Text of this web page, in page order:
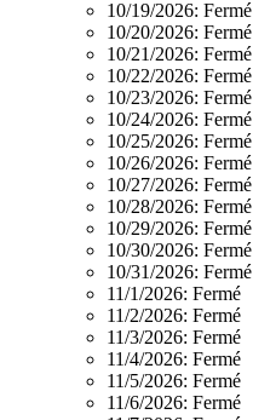
10/19/2026: Fermé
10/20/2026: Fermé
10/21/2026: Fermé
10/22/2026: Fermé
10/23/2026: Fermé
10/24/2026: Fermé
10/25/2026: Fermé
10/26/2026: Fermé
10/27/2026: Fermé
10/28/2026: Fermé
10/29/2026: Fermé
10/30/2026: Fermé
10/31/2026: Fermé
11/1/2026: Fermé
11/2/2026: Fermé
11/3/2026: Fermé
11/4/2026: Fermé
11/5/2026: Fermé
11/6/2026: Fermé